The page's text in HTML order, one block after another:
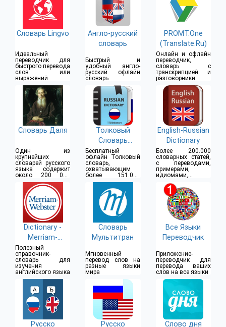
Словарь Lingvo
Идеальный
переводчик для
быстрого перевода
слов или
выражений
Англо-русский
словарь
Быстрый и
удобный англо-
русский офлайн
словарь
PROMT.One
(Translate.Ru)
Онлайн и офлайн
переводчик,
словарь с
транскрипцией и
разговорники
Словарь Даля
Один из
крупнейших
словарей русского
языка содержит
около 200 000
слов
Толковый
Словарь
Русского Языка
Бесплатный
офлайн Толковый
словарь,
охватывающим
более 151.000
слов
English-Russian
Dictionary
Более 200.000
словарных статей,
с переводами,
примерами,
идиомами,
озвучкой
Dictionary -
Merriam-
Webster
Полезный
справочник-
словарь для
изучения
английского языка
Словарь
Мультитран
Мгновенный
перевод слов на
разные языки
мира
Все Языки
Переводчик
Приложение-
переводчик для
перевода ваших
слов на все языки
Русско Русско Слово дня